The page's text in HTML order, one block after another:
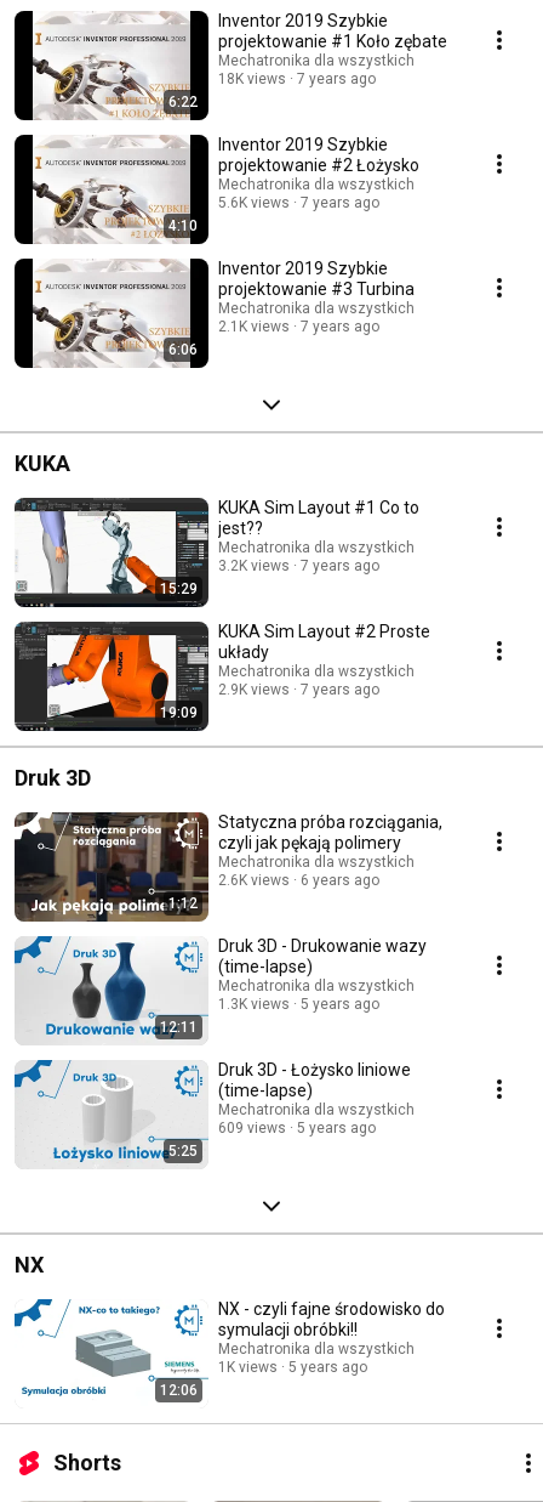
6:22
Inventor 2019 Szybkie
projektowanie #1 Koło zębate
Mechatronika dla wszystkich
18K views
7 years ago
4:10
Inventor 2019 Szybkie
projektowanie #2 Łożysko
Mechatronika dla wszystkich
5.6K views
7 years ago
6:06
Inventor 2019 Szybkie
projektowanie #3 Turbina
Mechatronika dla wszystkich
2.1K views
7 years ago
KUKA
15:29
KUKA Sim Layout #1 Co to
jest??
Mechatronika dla wszystkich
3.2K views
7 years ago
19:09
KUKA Sim Layout #2 Proste
układy
Mechatronika dla wszystkich
2.9K views
7 years ago
Druk 3D
1:12
Statyczna próba rozciągania,
czyli jak pękają polimery
Mechatronika dla wszystkich
2.6K views
6 years ago
12:11
Druk 3D - Drukowanie wazy
(time-lapse)
Mechatronika dla wszystkich
1.3K views
5 years ago
5:25
Druk 3D - Łożysko liniowe
(time-lapse)
Mechatronika dla wszystkich
609 views
5 years ago
NX
12:06
NX - czyli fajne środowisko do
symulacji obróbki!!
Mechatronika dla wszystkich
1K views
5 years ago
Shorts